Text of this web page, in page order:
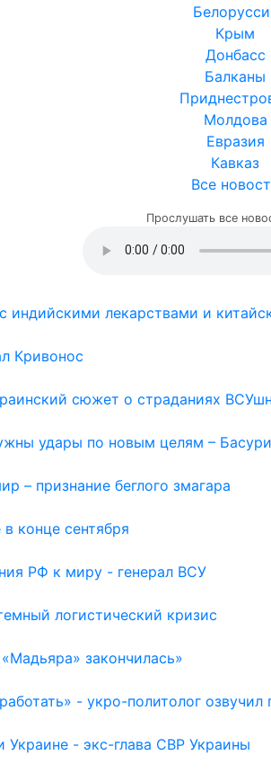
Крым
Донбасс
Балканы
Молдова
Евразия
Кавказ
Все
Прослушать все
индийскими лекарствами и
Кривонос
сюжет о страданиях
удары по новым целям –
– признание беглого змагара
конце сентября
РФ к миру - генерал ВСУ
логистический кризис
закончилась»
- укро-политолог озвучил
- экс-глава СВР Украины